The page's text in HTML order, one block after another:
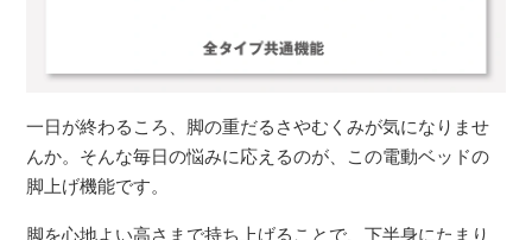
一日が終わるころ、脚の重だるさやむくみが気になりませ
んか。そんな毎日の悩みに応えるのが、この電動ベッドの
脚上げ機能です。
脚を心地よい高さまで持ち上げることで、下半身にたまり